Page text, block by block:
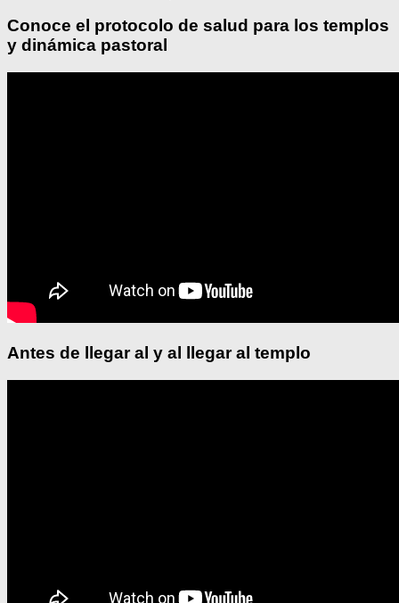
Conoce el protocolo de salud para los templos
y dinámica pastoral
Antes de llegar al y al llegar al templo